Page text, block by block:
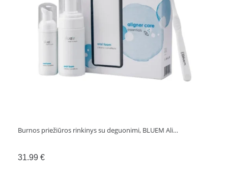
Burnos priežiūros rinkinys su deguonimi, BLUEM Ali…
31.99 €